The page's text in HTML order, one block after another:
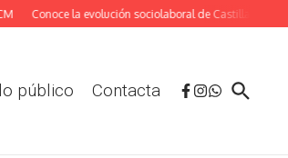
Conoce la evolución sociolaboral de Castilla-La
público Contacta